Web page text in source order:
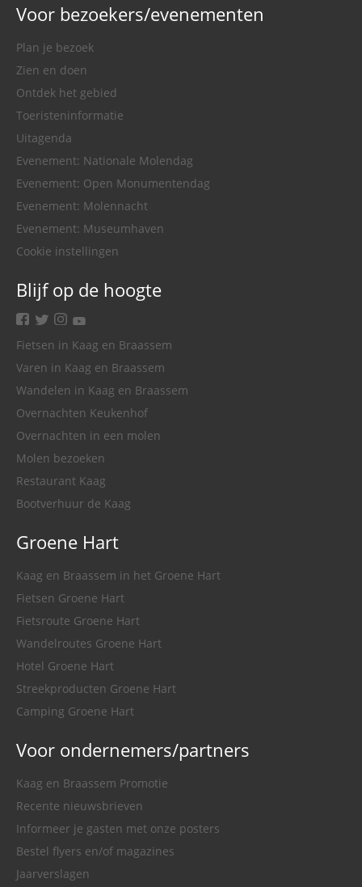
Voor bezoekers/evenementen
Plan je bezoek
Zien en doen
Ontdek het gebied
Toeristeninformatie
Uitagenda
Evenement: Nationale Molendag
Evenement: Open Monumentendag
Evenement: Molennacht
Evenement: Museumhaven
Cookie instellingen
Blijf op de hoogte
facebook
twitterinstagram
youtube
Fietsen in Kaag en Braassem
Varen in Kaag en Braassem
Wandelen in Kaag en Braassem
Overnachten Keukenhof
Overnachten in een molen
Molen bezoeken
Restaurant Kaag
Bootverhuur de Kaag
Groene Hart
Kaag en Braassem in het Groene Hart
Fietsen Groene Hart
Fietsroute Groene Hart
Wandelroutes Groene Hart
Hotel Groene Hart
Streekproducten Groene Hart
Camping Groene Hart
Voor ondernemers/partners
Kaag en Braassem Promotie
Recente nieuwsbrieven
Informeer je gasten met onze posters
Bestel flyers en/of magazines
Jaarverslagen